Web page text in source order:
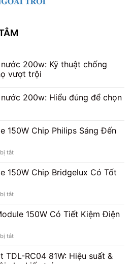
200w: Kỹ thuật chống
vượt trội
200w: Hiểu đúng để chọn
150W Chip Philips Sáng Đến
tắtở
Pha
Module
Chip
Sáng
Nào?
150W Chip Bridgelux Có Tốt
tắtở
Pha
Module
Chip
Có
150W Có Tiết Kiệm Điện
tắtở
Pha
LED
TDL-RC04 81W: Hiệu suất &